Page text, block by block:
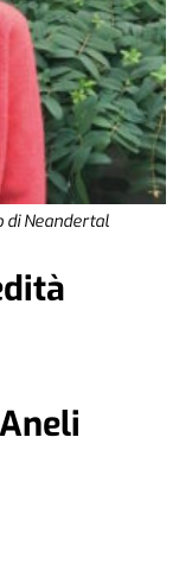
di Neandertal